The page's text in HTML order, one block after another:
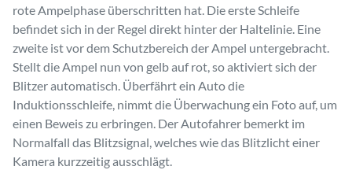
rote Ampelphase überschritten hat. Die erste Schleife
befindet sich in der Regel direkt hinter der Haltelinie. Eine
zweite ist vor dem Schutzbereich der Ampel untergebracht.
Stellt die Ampel nun von gelb auf rot, so aktiviert sich der
Blitzer automatisch. Überfährt ein Auto die
Induktionsschleife, nimmt die Überwachung ein Foto auf, um
einen Beweis zu erbringen. Der Autofahrer bemerkt im
Normalfall das Blitzsignal, welches wie das Blitzlicht einer
Kamera kurzzeitig ausschlägt.